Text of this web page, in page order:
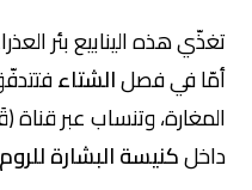
تغذّي هذه الينابيع بئر
أمّا في فصلالشتاء
المغارة، وتنساب عبر قناة
داخلكنيسة البشارة